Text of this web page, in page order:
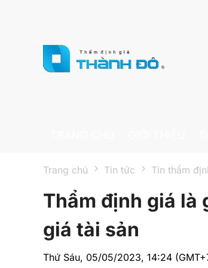
Trang chủ Tin tức Tin thẩm
Thẩm định giá là
giá tài sản
Thứ Sáu, 05/05/2023, 14:24